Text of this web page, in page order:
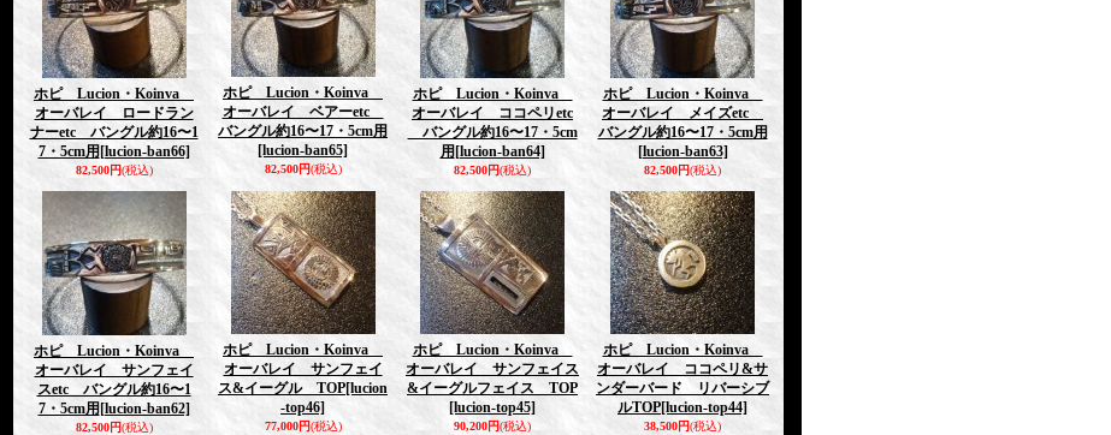
ホピ Lucion・Koinva
オーバレイ ロードラン
ナーetc バングル約16〜1
7・5cm用 [lucion-ban66]
82,500円(税込)
ホピ Lucion・Koinva
オーバレイ ベアーetc
バングル約16〜17・5cm用
[lucion-ban65]
82,500円(税込)
ホピ Lucion・Koinva
オーバレイ ココペリetc
バングル約16〜17・5cm
用 [lucion-ban64]
82,500円(税込)
ホピ Lucion・Koinva
オーバレイ メイズetc
バングル約16〜17・5cm用
[lucion-ban63]
82,500円(税込)
ホピ Lucion・Koinva
オーバレイ サンフェイ
スetc バングル約16〜1
7・5cm用 [lucion-ban62]
82,500円(税込)
ホピ Lucion・Koinva
オーバレイ サンフェイ
ス&イーグル TOP[lucion
-top46]
77,000円(税込)
ホピ Lucion・Koinva
オーバレイ サンフェイス
&イーグルフェイス TOP
[lucion-top45]
90,200円(税込)
ホピ Lucion・Koinva
オーバレイ ココペリ&サ
ンダーバード リバーシブ
ルTOP[lucion-top44]
38,500円(税込)